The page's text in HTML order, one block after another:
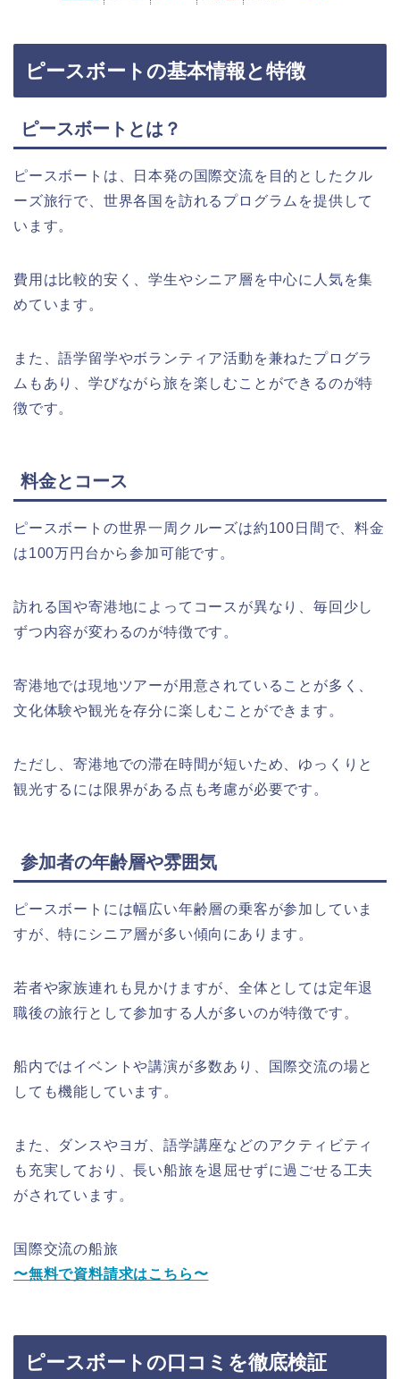
ピースボートの基本情報と特徴
ピースボートとは？
ピースボートは、日本発の国際交流を目的としたクル
ーズ旅行で、世界各国を訪れるプログラムを提供して
います。
費用は比較的安く、学生やシニア層を中心に人気を集
めています。
また、語学留学やボランティア活動を兼ねたプログラ
ムもあり、学びながら旅を楽しむことができるのが特
徴です。
料金とコース
ピースボートの世界一周クルーズは約100日間で、料金
は100万円台から参加可能です。
訪れる国や寄港地によってコースが異なり、毎回少し
ずつ内容が変わるのが特徴です。
寄港地では現地ツアーが用意されていることが多く、
文化体験や観光を存分に楽しむことができます。
ただし、寄港地での滞在時間が短いため、ゆっくりと
観光するには限界がある点も考慮が必要です。
参加者の年齢層や雰囲気
ピースボートには幅広い年齢層の乗客が参加していま
すが、特にシニア層が多い傾向にあります。
若者や家族連れも見かけますが、全体としては定年退
職後の旅行として参加する人が多いのが特徴です。
船内ではイベントや講演が多数あり、国際交流の場と
しても機能しています。
また、ダンスやヨガ、語学講座などのアクティビティ
も充実しており、長い船旅を退屈せずに過ごせる工夫
がされています。
国際交流の船旅
〜無料で資料請求はこちら〜
ピースボートの口コミを徹底検証